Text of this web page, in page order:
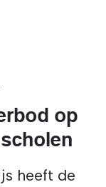
op
heeft de